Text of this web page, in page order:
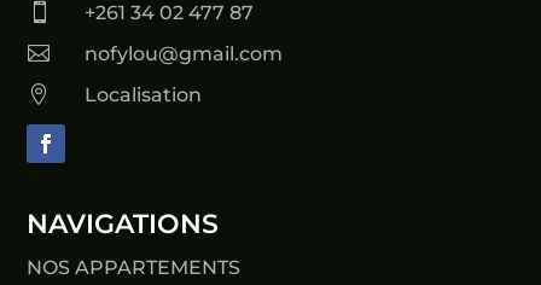
 +261 34 02 477 87
 nofylou@gmail.com
 Localisation
NAVIGATIONS
NOS APPARTEMENTS